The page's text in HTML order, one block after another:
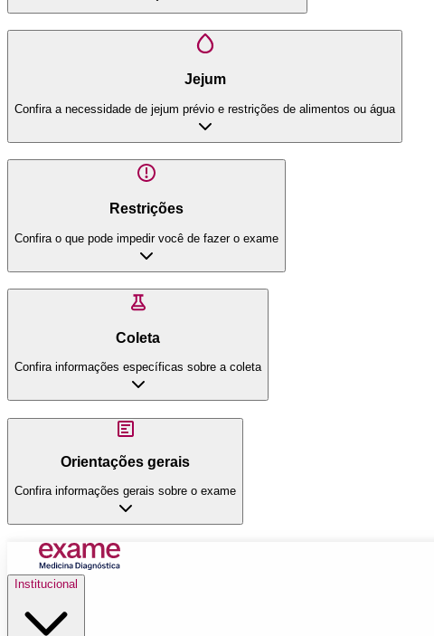
Jejum
Confira a necessidade de jejum prévio e restrições de alimentos ou água
Restrições
Confira o que pode impedir você de fazer o exame
Coleta
Confira informações específicas sobre a coleta
Orientações gerais
Confira informações gerais sobre o exame
Institucional